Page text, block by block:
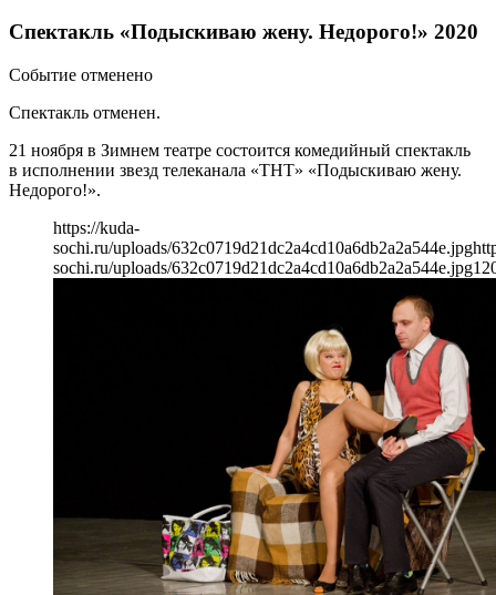
Спектакль «Подыскиваю жену. Недорого!» 2020
Событие отменено
Спектакль отменен.
21 ноября в Зимнем театре состоится комедийный спектакль
в исполнении звезд телеканала «ТНТ» «Подыскиваю жену.
Недорого!».
https://kuda-
sochi.ru/uploads/632c0719d21dc2a4cd10a6db2a2a544e.jpg
sochi.ru/uploads/632c0719d21dc2a4cd10a6db2a2a544e.jpg